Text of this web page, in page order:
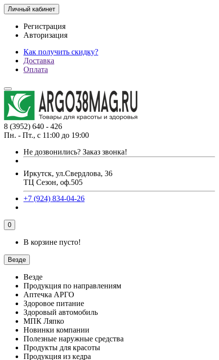
Личный кабинет
Регистрация
Авторизация
Как получить скидку?
Доставка
Оплата
8 (3952) 640 - 426
Пн. - Пт., с 11:00 до 19:00
Не дозвонились? Заказ звонка!
Иркутск, ул.Свердлова, 36
ТЦ Сезон, оф.505
+7 (924) 834-04-26
0
В корзине пусто!
Везде
Везде
Продукция по направлениям
Аптечка АРГО
Здоровое питание
Здоровый автомобиль
МПК Ляпко
Новинки компании
Полезные наружные средства
Продукты для красоты
Продукция из кедра